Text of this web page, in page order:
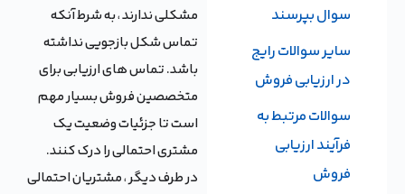
مشکلی ندارند ، به شرط آنكه
تماس شکل بازجويي نداشته
باشد. تماس های ارزیابی برای
متخصصین فروش بسیار مهم
است تا جزئیات وضعیت یک
مشتری احتمالی را درک کنند.
در طرف دیگر ، مشتریان احتمالی
سوال بپرسند
سایر سوالات رایج
در ارزیابی فروش
سوالات مرتبط به
فرآیند ارزیابی
فروش